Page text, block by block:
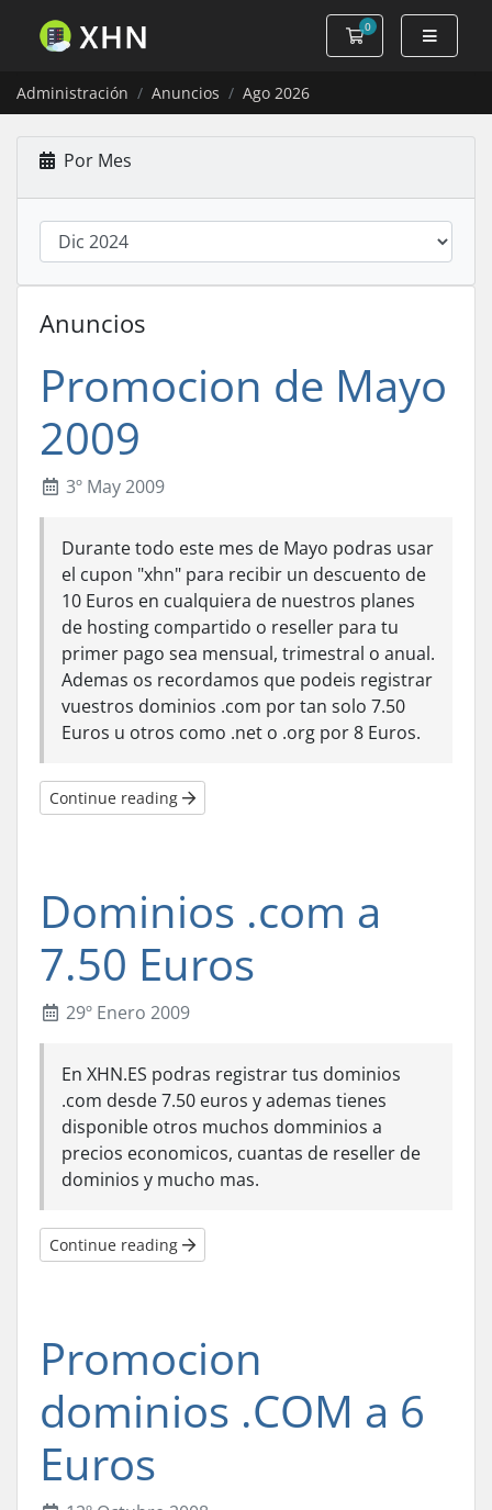
0
Carro de Pedidos
Administración Anuncios Ago 2026
Por Mes
Anuncios
Promocion de Mayo
2009
3º May 2009
Durante todo este mes de Mayo podras usar
el cupon "xhn" para recibir un descuento de
10 Euros en cualquiera de nuestros planes
de hosting compartido o reseller para tu
primer pago sea mensual, trimestral o anual.
Ademas os recordamos que podeis registrar
vuestros dominios .com por tan solo 7.50
Euros u otros como .net o .org por 8 Euros.
Continue reading
Dominios .com a
7.50 Euros
29º Enero 2009
En XHN.ES podras registrar tus dominios
.com desde 7.50 euros y ademas tienes
disponible otros muchos domminios a
precios economicos, cuantas de reseller de
dominios y mucho mas.
Continue reading
Promocion
dominios .COM a 6
Euros